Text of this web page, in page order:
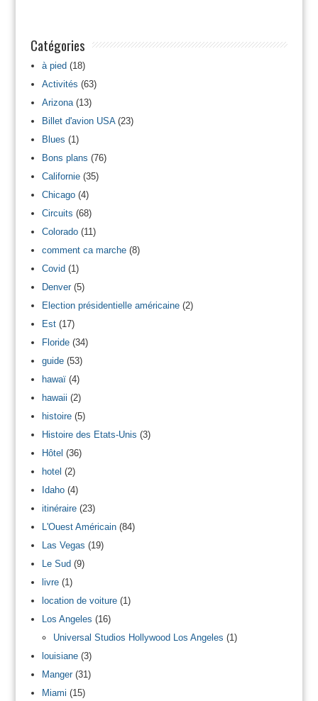
Catégories
à pied(18)
Activités (63)
Arizona(13)
Billet d'avion USA(23)
Blues (1)
Bons plans (76)
Californie(35)
Chicago(4)
Circuits (68)
Colorado(11)
comment ca marche(8)
Covid(1)
Denver(5)
Election présidentielle américaine(2)
Est(17)
Floride(34)
guide(53)
hawaï(4)
hawaii (2)
histoire(5)
Histoire des Etats-Unis (3)
Hôtel (36)
hotel (2)
Idaho(4)
itinéraire(23)
L'Ouest Américain(84)
Las Vegas (19)
Le Sud(9)
livre(1)
location de voiture(1)
Los Angeles (16)
Universal Studios Hollywood Los Angeles (1)
louisiane(3)
Manger(31)
Miami (15)